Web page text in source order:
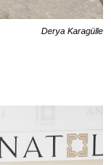
Derya Karagülle